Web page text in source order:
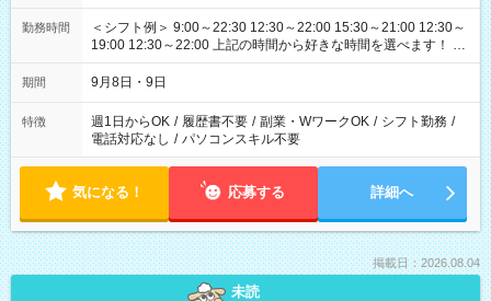
勤務時間
＜シフト例＞ 9:00～22:30 12:30～22:00 15:30～21:00 12:30～
19:00 12:30～22:00 上記の時間から好きな時間を選べます！ ※
時間は変更となる可能性があります
期間 9月8日・9日
特徴 週1日からOK / 履歴書不要 / 副業・WワークOK / シフト勤務 /
電話対応なし / パソコンスキル不要
気になる！ 応募する 詳細へ
掲載日：2026.08.04
未読